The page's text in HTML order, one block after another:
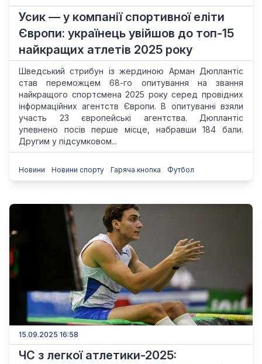
Усик — у компанії спортивної еліти
Європи: українець увійшов до топ-15
найкращих атлетів 2025 року
Шведський стрибун із жердиною Арман Дюплантіс
став переможцем 68-го опитування на звання
найкращого спортсмена 2025 року серед провідних
інформаційних агентств Європи. В опитуванні взяли
участь 23 європейські агентства. Дюплантіс
упевнено посів перше місце, набравши 184 бали.
Другим у підсумковом...
Новини Новини спорту Гаряча кнопка Футбол
15.09.2025 16:58
ЧС з легкої атлетики-2025: